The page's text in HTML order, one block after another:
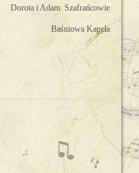
Dorota i Adam Szafrańcowie
Baśniowa Kapela